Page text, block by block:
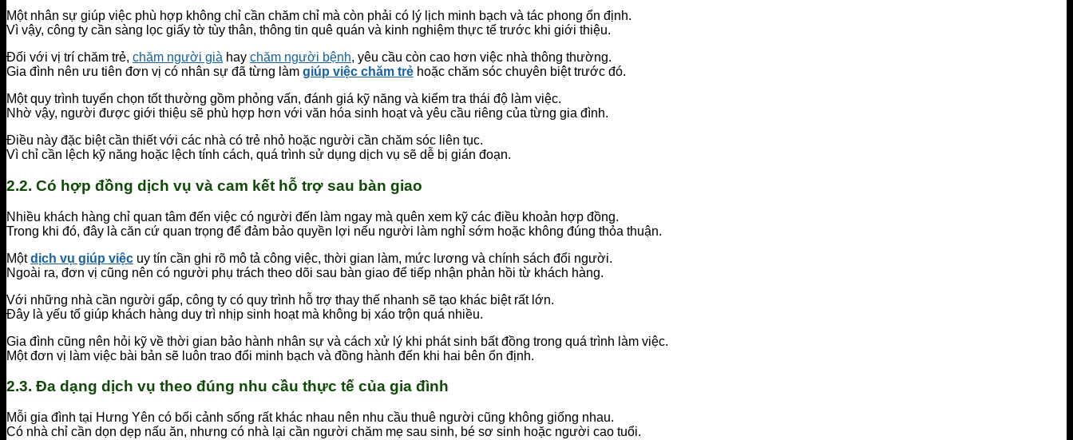
Một nhân sự giúp việc phù hợp không chỉ cần chăm chỉ mà còn phải có lý lịch minh bạch và tác phong ổn định.
Vì vậy, công ty cần sàng lọc giấy tờ tùy thân, thông tin quê quán và kinh nghiệm thực tế trước khi giới thiệu.
Đối với vị trí chăm trẻ, chăm người già hay chăm người bệnh, yêu cầu còn cao hơn việc nhà thông thường.
Gia đình nên ưu tiên đơn vị có nhân sự đã từng làm giúp việc chăm trẻ hoặc chăm sóc chuyên biệt trước đó.
Một quy trình tuyển chọn tốt thường gồm phỏng vấn, đánh giá kỹ năng và kiểm tra thái độ làm việc.
Nhờ vậy, người được giới thiệu sẽ phù hợp hơn với văn hóa sinh hoạt và yêu cầu riêng của từng gia đình.
Điều này đặc biệt cần thiết với các nhà có trẻ nhỏ hoặc người cần chăm sóc liên tục.
Vì chỉ cần lệch kỹ năng hoặc lệch tính cách, quá trình sử dụng dịch vụ sẽ dễ bị gián đoạn.
2.2. Có hợp đồng dịch vụ và cam kết hỗ trợ sau bàn giao
Nhiều khách hàng chỉ quan tâm đến việc có người đến làm ngay mà quên xem kỹ các điều khoản hợp đồng.
Trong khi đó, đây là căn cứ quan trọng để đảm bảo quyền lợi nếu người làm nghỉ sớm hoặc không đúng thỏa thuận.
Mộtdịch vụ giúp việc uy tín cần ghi rõ mô tả công việc, thời gian làm, mức lương và chính sách đổi người.
Ngoài ra, đơn vị cũng nên có người phụ trách theo dõi sau bàn giao để tiếp nhận phản hồi từ khách hàng.
Với những nhà cần người gấp, công ty có quy trình hỗ trợ thay thế nhanh sẽ tạo khác biệt rất lớn.
Đây là yếu tố giúp khách hàng duy trì nhịp sinh hoạt mà không bị xáo trộn quá nhiều.
Gia đình cũng nên hỏi kỹ về thời gian bảo hành nhân sự và cách xử lý khi phát sinh bất đồng trong quá trình làm việc.
Một đơn vị làm việc bài bản sẽ luôn trao đổi minh bạch và đồng hành đến khi hai bên ổn định.
2.3. Đa dạng dịch vụ theo đúng nhu cầu thực tế của gia đình
Mỗi gia đình tại Hưng Yên có bối cảnh sống rất khác nhau nên nhu cầu thuê người cũng không giống nhau.
Có nhà chỉ cần dọn dẹp nấu ăn, nhưng có nhà lại cần người chăm mẹ sau sinh, bé sơ sinh hoặc người cao tuổi.